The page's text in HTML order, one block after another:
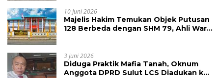
10 Juni 2026
Majelis Hakim Temukan Objek Putusan
128 Berbeda dengan SHM 79, Ahli Waris
3 Juni 2026
Diduga Praktik Mafia Tanah, Oknum
Anggota DPRD Sulut LCS Diadukan ke